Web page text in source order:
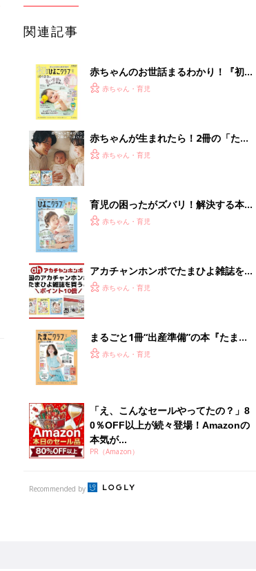
関連記事
赤ちゃんのお世話まるわかり！『初め
てのひよこクラブ 夏号』〈巻頭大特
赤ちゃん・育児
赤ちゃんが生まれたら！2冊の「たま
ひよ」
赤ちゃん・育児
育児の困ったがズバリ！解決する本
『ひよこクラブ 秋号』 4カ月～2才
赤ちゃん・育児
アカチャンホンポでたまひよ雑誌を買
うとポイント10倍【期間限定】
赤ちゃん・育児
まるごと1冊“出産準備”の本『たまご
クラブ 夏号』〈スペシャル大特集〉
赤ちゃん・育児
「え、こんなセールやってたの？」8
0％OFF以上が続々登場！Amazonの
本気が...
PR（Amazon）
Recommended by